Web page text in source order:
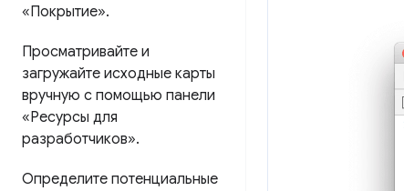
«Покрытие».
Просматривайте и
загружайте исходные карты
вручную с помощью панели
«Ресурсы для
разработчиков».
Определите потенциальные